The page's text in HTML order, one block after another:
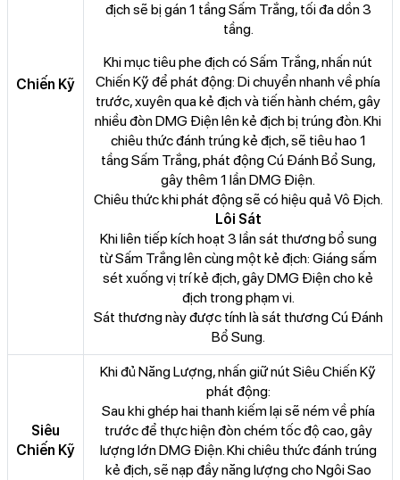
Chiến Kỹ
địch sẽ bị gán 1 tầng Sấm Trắng, tối đa dồn 3
tầng.
Khi mục tiêu phe địch có Sấm Trắng, nhấn nút
Chiến Kỹ để phát động: Di chuyển nhanh về phía
trước, xuyên qua kẻ địch và tiến hành chém, gây
nhiều đòn DMG Điện lên kẻ địch bị trúng đòn. Khi
chiêu thức đánh trúng kẻ địch, sẽ tiêu hao 1
tầng Sấm Trắng, phát động Cú Đánh Bổ Sung,
gây thêm 1 lần DMG Điện.
Chiêu thức khi phát động sẽ có hiệu quả Vô Địch.
Lôi Sát
Khi liên tiếp kích hoạt 3 lần sát thương bổ sung
từ Sấm Trắng lên cùng một kẻ địch: Giáng sấm
sét xuống vị trí kẻ địch, gây DMG Điện cho kẻ
địch trong phạm vi.
Sát thương này được tính là sát thương Cú Đánh
Bổ Sung.
Siêu
Chiến Kỹ
Khi đủ Năng Lượng, nhấn giữ nút Siêu Chiến Kỹ
phát động:
Sau khi ghép hai thanh kiếm lại sẽ ném về phía
trước để thực hiện đòn chém tốc độ cao, gây
lượng lớn DMG Điện. Khi chiêu thức đánh trúng
kẻ địch, sẽ nạp đầy năng lượng cho Ngôi Sao